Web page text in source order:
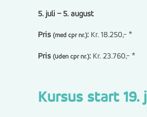
5. juli – 5. august
Pris (med cpr nr.): Kr. 18.250,- *
Pris (uden cpr nr.): Kr. 23.760,- *
Kursus start 19.